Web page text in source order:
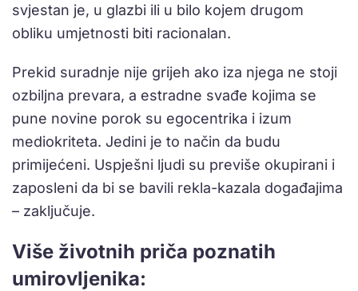
svjestan je, u glazbi ili u bilo kojem drugom
obliku umjetnosti biti racionalan.
Prekid suradnje nije grijeh ako iza njega ne stoji
ozbiljna prevara, a estradne svađe kojima se
pune novine porok su egocentrika i izum
mediokriteta. Jedini je to način da budu
primijećeni. Uspješni ljudi su previše okupirani i
zaposleni da bi se bavili rekla-kazala događajima
– zaključuje.
Više životnih priča poznatih
umirovljenika: